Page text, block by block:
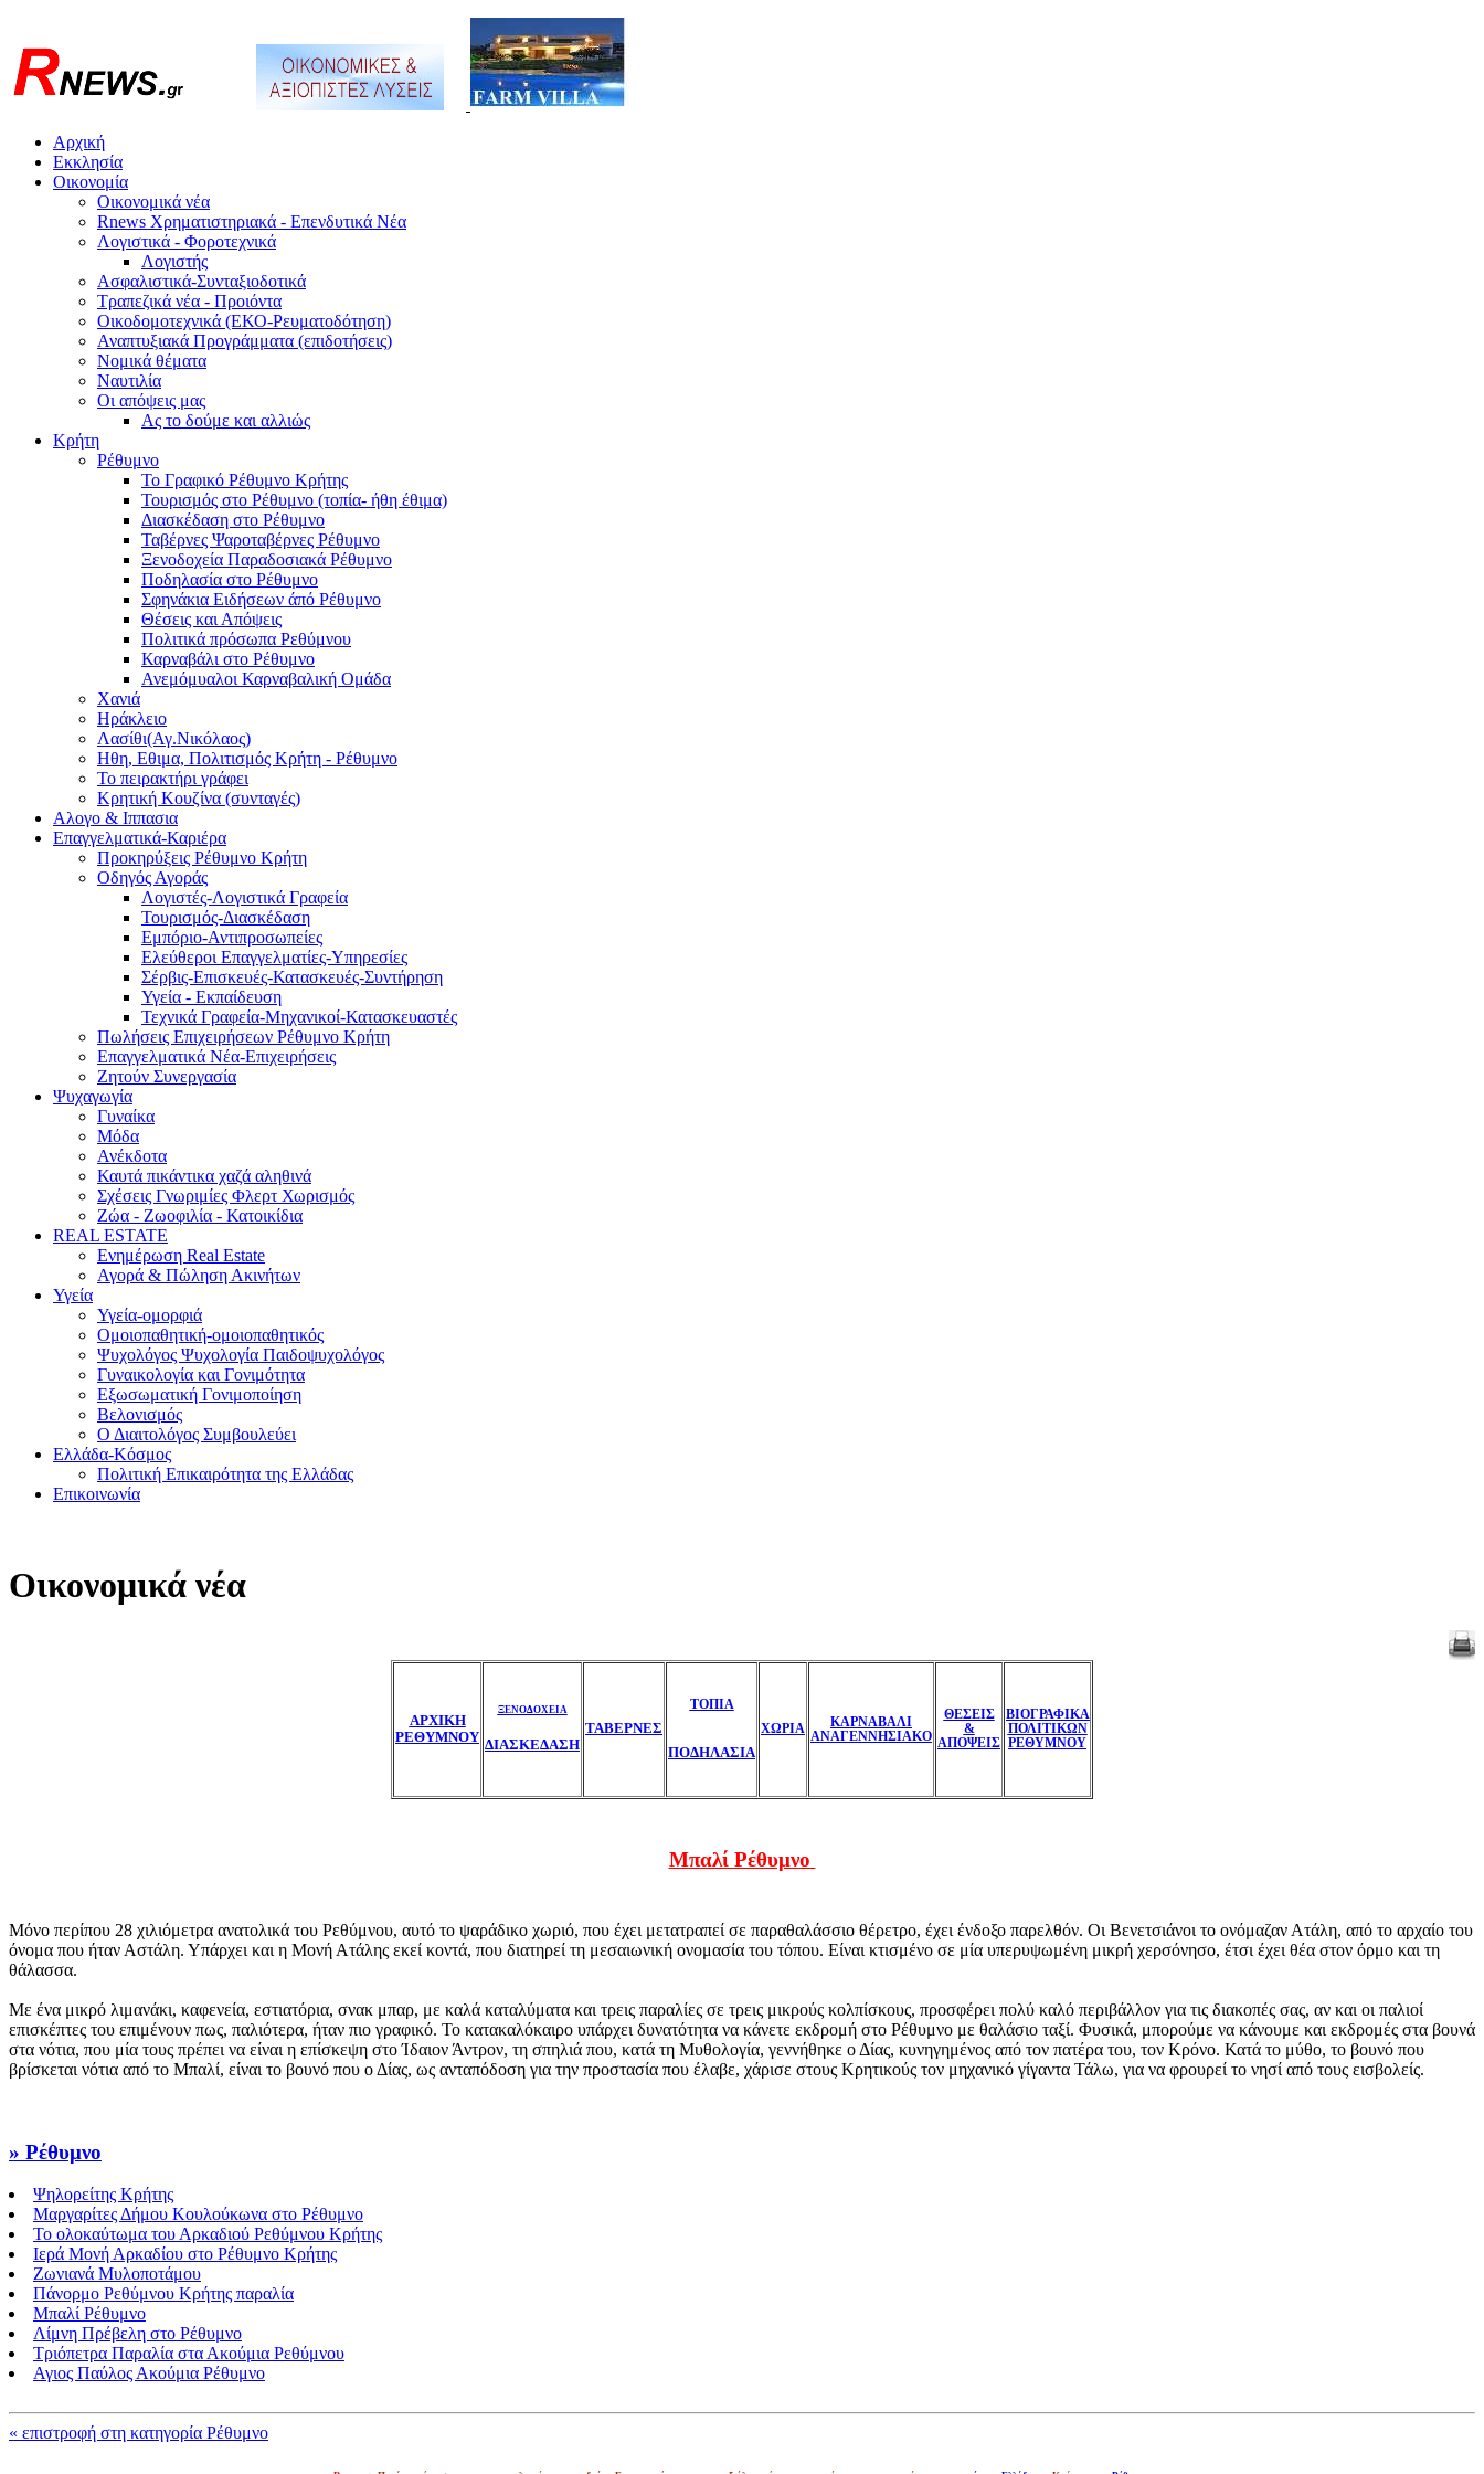
Αρχική
Εκκλησία
Οικονομία
Οικονομικά νέα
Rnews Χρηματιστηριακά - Επενδυτικά Νέα
Λογιστικά - Φοροτεχνικά
Λογιστής
Ασφαλιστικά-Συνταξιοδοτικά
Τραπεζικά νέα - Προιόντα
Οικοδομοτεχνικά (ΕΚΟ-Ρευματοδότηση)
Αναπτυξιακά Προγράμματα (επιδοτήσεις)
Νομικά θέματα
Ναυτιλία
Οι απόψεις μας
Ας το δούμε και αλλιώς
Κρήτη
Ρέθυμνο
Το Γραφικό Ρέθυμνο Κρήτης
Τουρισμός στο Ρέθυμνο (τοπία- ήθη έθιμα)
Διασκέδαση στο Ρέθυμνο
Ταβέρνες Ψαροταβέρνες Ρέθυμνο
Ξενοδοχεία Παραδοσιακά Ρέθυμνο
Ποδηλασία στο Ρέθυμνο
Σφηνάκια Ειδήσεων άπό Ρέθυμνο
Θέσεις και Απόψεις
Πολιτικά πρόσωπα Ρεθύμνου
Καρναβάλι στο Ρέθυμνο
Ανεμόμυαλοι Καρναβαλική Ομάδα
Χανιά
Ηράκλειο
Λασίθι(Αγ.Νικόλαος)
Ηθη, Εθιμα, Πολιτισμός Κρήτη - Ρέθυμνο
Το πειρακτήρι γράφει
Κρητική Κουζίνα (συνταγές)
Αλογο & Ιππασια
Επαγγελματικά-Καριέρα
Προκηρύξεις Ρέθυμνο Κρήτη
Οδηγός Αγοράς
Λογιστές-Λογιστικά Γραφεία
Τουρισμός-Διασκέδαση
Εμπόριο-Αντιπροσωπείες
Ελεύθεροι Επαγγελματίες-Υπηρεσίες
Σέρβις-Επισκευές-Κατασκευές-Συντήρηση
Υγεία - Εκπαίδευση
Τεχνικά Γραφεία-Μηχανικοί-Κατασκευαστές
Πωλήσεις Επιχειρήσεων Ρέθυμνο Κρήτη
Επαγγελματικά Νέα-Επιχειρήσεις
Ζητούν Συνεργασία
Ψυχαγωγία
Γυναίκα
Μόδα
Ανέκδοτα
Καυτά πικάντικα χαζά αληθινά
Σχέσεις Γνωριμίες Φλερτ Χωρισμός
Ζώα - Ζωοφιλία - Κατοικίδια
REAL ESTATE
Ενημέρωση Real Estate
Αγορά & Πώληση Ακινήτων
Υγεία
Υγεία-ομορφιά
Ομοιοπαθητική-ομοιοπαθητικός
Ψυχολόγος Ψυχολογία Παιδοψυχολόγος
Γυναικολογία και Γονιμότητα
Εξωσωματική Γονιμοποίηση
Βελονισμός
Ο Διαιτολόγος Συμβουλεύει
Ελλάδα-Κόσμος
Πολιτική Επικαιρότητα της Ελλάδας
Επικοινωνία
Οικονομικά νέα
ΑΡΧΙΚΗ
ΡΕΘΥΜΝΟΥ
ΞΕΝΟΔΟΧΕΙΑ
ΔΙΑΣΚΕΔΑΣΗ
ΤΑΒΕΡΝΕΣ
ΤΟΠΙΑ
ΠΟΔΗΛΑΣΙΑ
ΧΩΡΙΑ
ΚΑΡΝΑΒΑΛΙ
ΑΝΑΓΕΝΝΗΣΙΑΚΟ
ΘΕΣΕΙΣ
&
ΑΠΟΨΕΙΣ
ΒΙΟΓΡΑΦΙΚΑ
ΠΟΛΙΤΙΚΩΝ
ΡΕΘΥΜΝΟΥ
Μπαλί Ρέθυμνο
Μόνο περίπου 28 χιλιόμετρα ανατολικά του Ρεθύμνου, αυτό το ψαράδικο χωριό, που έχει μετατραπεί σε παραθαλάσσιο θέρετρο, έχει ένδοξο παρελθόν. Οι Βενετσιάνοι το ονόμαζαν Ατάλη, από το αρχαίο του
όνομα που ήταν Αστάλη. Υπάρχει και η Μονή Ατάλης εκεί κοντά, που διατηρεί τη μεσαιωνική ονομασία του τόπου. Είναι κτισμένο σε μία υπερυψωμένη μικρή χερσόνησο, έτσι έχει θέα στον όρμο και τη
θάλασσα.
Με ένα μικρό λιμανάκι, καφενεία, εστιατόρια, σνακ μπαρ, με καλά καταλύματα και τρεις παραλίες σε τρεις μικρούς κολπίσκους, προσφέρει πολύ καλό περιβάλλον για τις διακοπές σας, αν και οι παλιοί
επισκέπτες του επιμένουν πως, παλιότερα, ήταν πιο γραφικό. Το κατακαλόκαιρο υπάρχει δυνατότητα να κάνετε εκδρομή στο Ρέθυμνο με θαλάσιο ταξί. Φυσικά, μπορούμε να κάνουμε και εκδρομές στα βουνά
στα νότια, που μία τους πρέπει να είναι η επίσκεψη στο Ίδαιον Άντρον, τη σπηλιά που, κατά τη Μυθολογία, γεννήθηκε ο Δίας, κυνηγημένος από τον πατέρα του, τον Κρόνο. Κατά το μύθο, το βουνό που
βρίσκεται νότια από το Μπαλί, είναι το βουνό που ο Δίας, ως ανταπόδοση για την προστασία που έλαβε, χάρισε στους Κρητικούς τον μηχανικό γίγαντα Τάλω, για να φρουρεί το νησί από τους εισβολείς.
» Ρέθυμνο
Ψηλορείτης Κρήτης
Μαργαρίτες Δήμου Κουλούκωνα στο Ρέθυμνο
Το ολοκαύτωμα του Αρκαδιού Ρεθύμνου Κρήτης
Ιερά Μονή Αρκαδίου στο Ρέθυμνο Κρήτης
Ζωνιανά Μυλοποτάμου
Πάνορμο Ρεθύμνου Κρήτης παραλία
Μπαλί Ρέθυμνο
Λίμνη Πρέβελη στο Ρέθυμνο
Τριόπετρα Παραλία στα Ακούμια Ρεθύμνου
Αγιος Παύλος Ακούμια Ρέθυμνο
« επιστροφή στη κατηγορία Ρέθυμνο